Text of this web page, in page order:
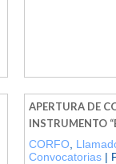
APERTURA DE
INSTRUMENTO
CORFO
Convocatorias |